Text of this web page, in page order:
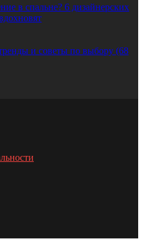
в спальне? 6 дизайнерских
и советы по выбору (68